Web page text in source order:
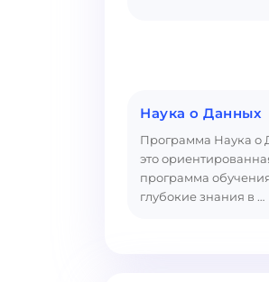
Наука о Данных
Программа Наука о
это
программа
глубокие знания в …